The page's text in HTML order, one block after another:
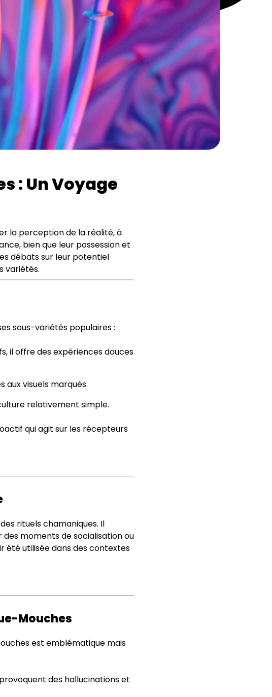
: Un Voyage
la perception de la réalité, à
bien que leur possession et
débats sur leur potentiel
variétés.
sous-variétés populaires :
il offre des expériences douces
aux visuels marqués.
relativement simple.
qui agit sur les récepteurs
rituels chamaniques. Il
moments de socialisation ou
été utilisée dans des contextes
Mouches
est emblématique mais
des hallucinations et